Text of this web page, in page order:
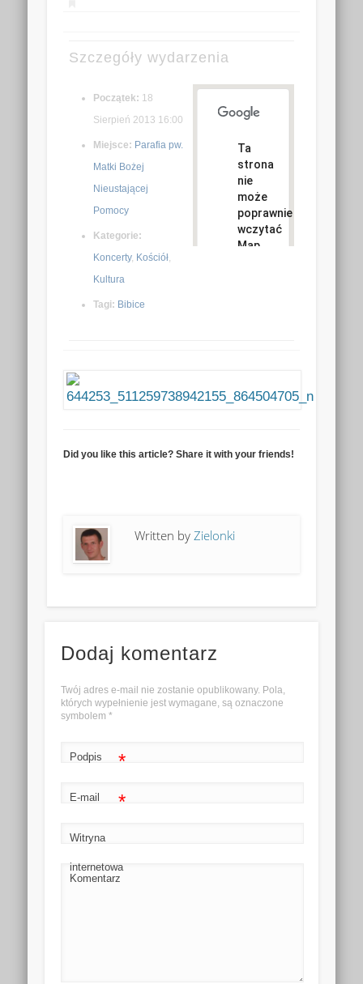
Szczegóły wydarzenia
Początek: 18
Sierpień 2013 16:00
Miejsce: Parafia pw.
Matki Bożej
Nieustającej
Pomocy
Kategorie:
Koncerty, Kościół,
Kultura
Tagi: Bibice
Ta
strona
nie
może
poprawnie
wczytać
Map
Did you like this article? Share it with your friends!
Written byZielonki
Dodaj komentarz
Twój adres e-mail nie zostanie opublikowany. Pola,
których wypełnienie jest wymagane, są oznaczone
symbolem *
Podpis *
E-mail *
Witryna
internetowa
Komentarz